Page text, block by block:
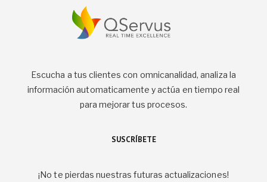
Escucha a tus clientes con omnicanalidad, analiza la
información automaticamente y actúa en tiempo real
para mejorar tus procesos.
SUSCRÍBETE
¡No te pierdas nuestras futuras actualizaciones!